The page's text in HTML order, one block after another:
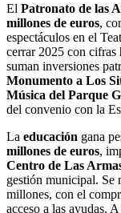
El Patronato de las
millones de euros,
espectáculos en el
cerrar 2025 con cifras
suman inversiones
Monumento a Los
Música del Parque
del convenio con la
La educación gana
millones de euros,
Centro de Las
gestión municipal. Se
millones, con el
acceso a las ayudas.